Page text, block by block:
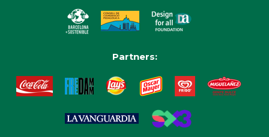
Partners: